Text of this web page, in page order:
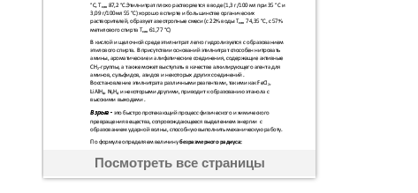
Посмотреть все страницы